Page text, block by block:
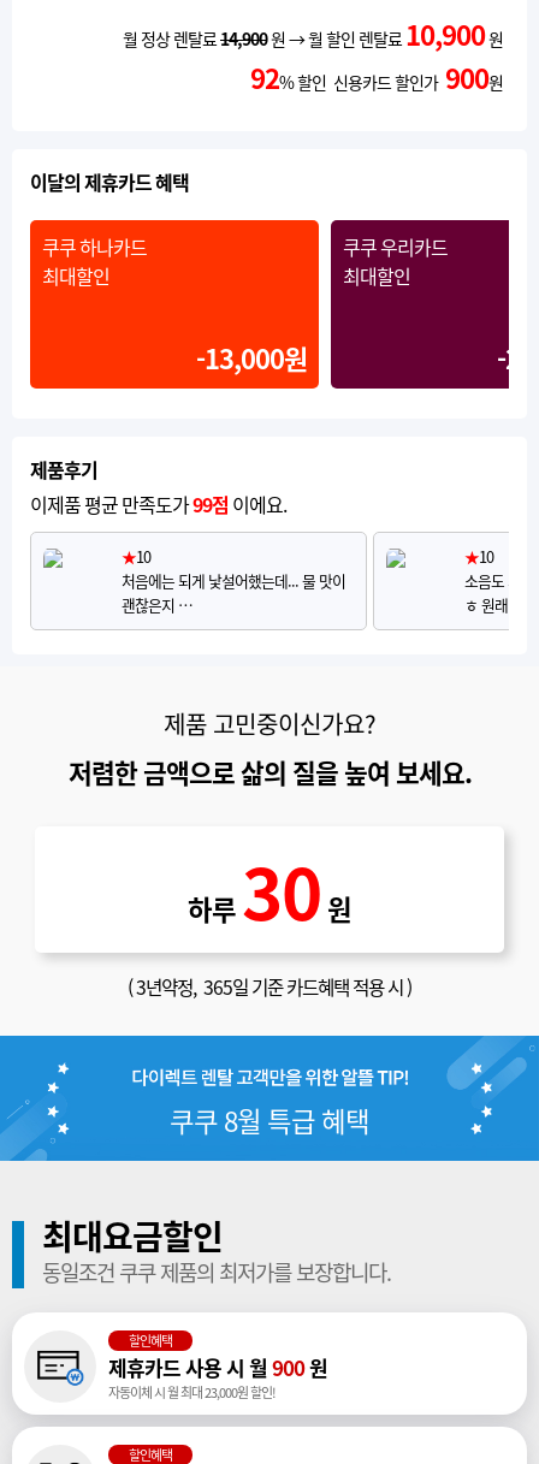
월 정상 렌탈료 14,900원 → 월 할인 렌탈료 10,900원
92% 할인 신용카드 할인가 900원
이달의 제휴카드 혜택
쿠쿠 하나카드
최대할인
-13,000원
쿠쿠 우리카드
최대할인
-
제품후기
이제품 평균 만족도가99점 이에요.
★10
처음에는 되게 낯설어했는데... 물 맛이
괜찮은지 …
★10
소음도 거
ㅎ 원래 좀…
제품 고민중이신가요?
저렴한 금액으로 삶의 질을 높여 보세요.
하루30 원
(3년약정, 365일 기준 카드혜택 적용 시 )
쿠쿠 8월 특급 혜택
최대요금할인
동일조건 쿠쿠 제품의 최저가를 보장합니다.
할인혜택
제휴카드 사용 시 월 900원
자동이체 시 월 최대 23,000원 할인!
할인혜택